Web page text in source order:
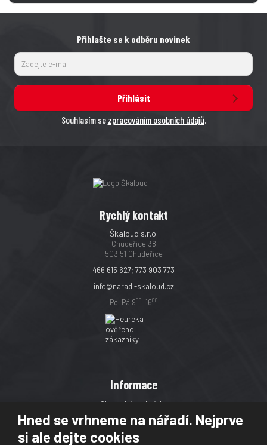
Hned se vrhneme na nářadí. Nejprve
si ale dejte cookies
Přihlašte se k odběru novinek
Přihlásit
Souhlasím se zpracováním osobních údajů.
Rychlý kontakt
Škaloud s.r.o.
Chudeřice 38
503 51 Chudeřice
466 615 627; 773 903 773
info@naradi-skaloud.cz
Po–Pá 900–1600
Informace
Obchodní podmínky
Reklamace
Magazín